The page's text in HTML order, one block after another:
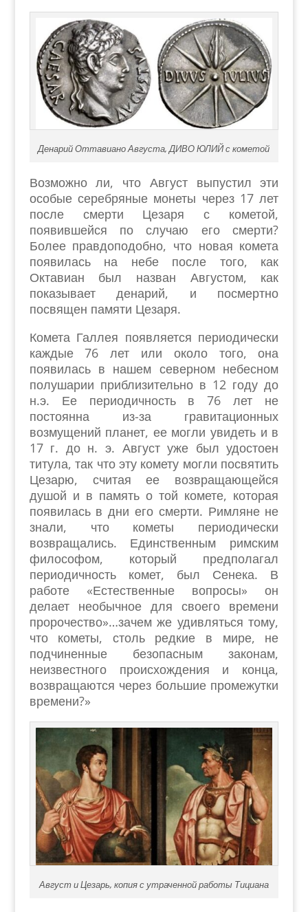
Денарий Оттавиано Августа, ДИВО ЮЛИЙ с кометой
Возможно ли, что Август выпустил эти
особые серебряные монеты через 17 лет
после смерти Цезаря с кометой,
появившейся по случаю его смерти?
Более правдоподобно, что новая комета
появилась на небе после того, как
Октавиан был назван Августом, как
показывает денарий, и посмертно
посвящен памяти Цезаря.
Комета Галлея появляется периодически
каждые 76 лет или около того, она
появилась в нашем северном небесном
полушарии приблизительно в 12 году до
н.э. Ее периодичность в 76 лет не
постоянна из-за гравитационных
возмущений планет, ее могли увидеть и в
17 г. до н. э. Август уже был удостоен
титула, так что эту комету могли посвятить
Цезарю, считая ее возвращающейся
душой и в память о той комете, которая
появилась в дни его смерти. Римляне не
знали, что кометы периодически
возвращались. Единственным римским
философом, который предполагал
периодичность комет, был Сенека. В
работе «Естественные вопросы» он
делает необычное для своего времени
пророчество»…зачем же удивляться тому,
что кометы, столь редкие в мире, не
подчиненные безопасным законам,
неизвестного происхождения и конца,
возвращаются через большие промежутки
времени?»
Август и Цезарь, копия с утраченной работы Тициана